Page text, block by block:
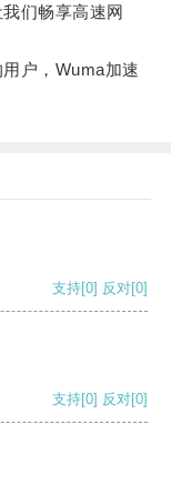
们畅享高速网
户，Wuma加速
支持[0] 反对[0]
支持[0] 反对[0]